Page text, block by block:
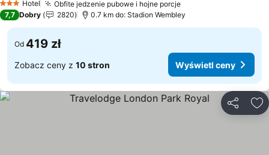
3 Kategoria
Hotel Obfite jedzenie pubowe i hojne porcjeWyświetl ceny
7,7 Dobry 2820 0.7 km do: Stadion Wembley
Od 419 zł
Zobacz ceny z 10 stron Wyświetl ceny